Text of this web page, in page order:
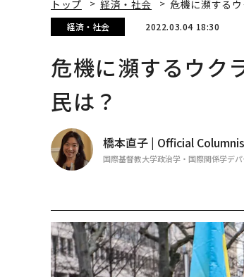
トップ 経済・社会 危機に瀕する
経済・社会 2022.03.04 18:30
危機に瀕するウク
民は？
橋本直子 | Official
国際基督教大学政治学・国際関係学デ